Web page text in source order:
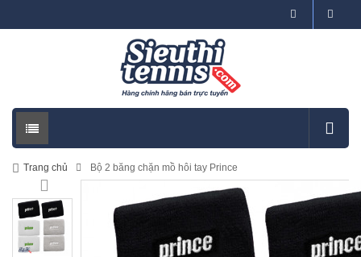
Trang chủ Bộ 2 băng chặn mồ hôi tay Prince